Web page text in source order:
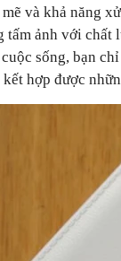
mẽ và khả năng
tấm ảnh với chất
sống, bạn
hợp được